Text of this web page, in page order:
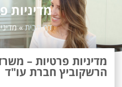
מדיניות
דף הבית»
מדיניות פרטיות – משרד
הרשקוביץ חברת עו"ד